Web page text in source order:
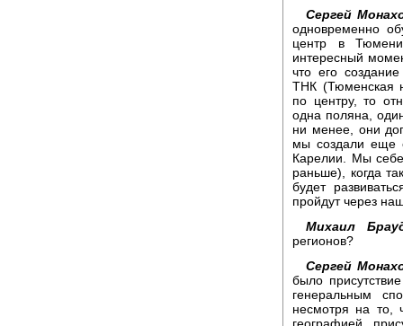
Сергей
одновременно
центр в
интересный
что его
ТНК (Тюменская
по центру, то
одна поляна,
ни менее, они
мы создали еще
Карелии. Мы себе
раньше), когда
будет
пройдут через
Михаил
регионов?
Сергей
было
генеральным
несмотря на
географией